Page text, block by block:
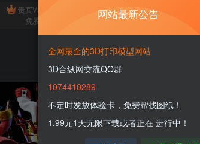
贵宾VIP会员
免费
体验会员免费
网站最新公告
全网最全的3D打印模型网站
3D合纵网交流QQ群
1074410289
不定时发放体验卡，免费帮找图纸！
1.99元1天无限下载或者正在 进行中！